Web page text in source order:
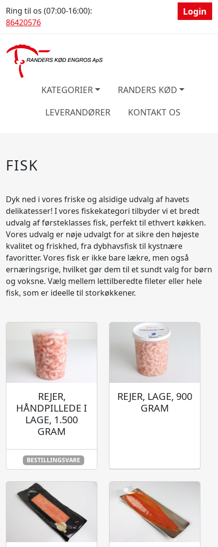
Ring til os (07:00-16:00):
86420576
Login
KATEGORIER
RANDERS KØD
LEVERANDØRER
KONTAKT OS
FISK
Dyk ned i vores friske og alsidige udvalg af havets
delikatesser! I vores fiskekategori tilbyder vi et bredt
udvalg af førsteklasses fisk, perfekt til ethvert køkken.
Vores udvalg er nøje udvalgt for at sikre den højeste
kvalitet og friskhed, fra dybhavsfisk til kystnære
favoritter. Vores fisk er ikke bare lækre, men også
ernæringsrige, hvilket gør dem til et sundt valg for børn
og voksne. Vælg mellem lettilberedte fileter eller hele
fisk, som er ideelle til storkøkkener.
REJER,
HÅNDPILLEDE I
LAGE, 1.500
GRAM
BESTILLINGSVARE
REJER, LAGE, 900
GRAM